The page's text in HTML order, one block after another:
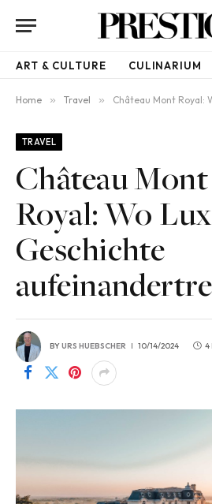
ART & CULTURE CULINARIUM
Home » Travel » Château Mont Royal: Wo
TRAVEL
Château Mont
Royal: Wo
Geschichte
BYURS HUEBSCHER 10/14/2024 4